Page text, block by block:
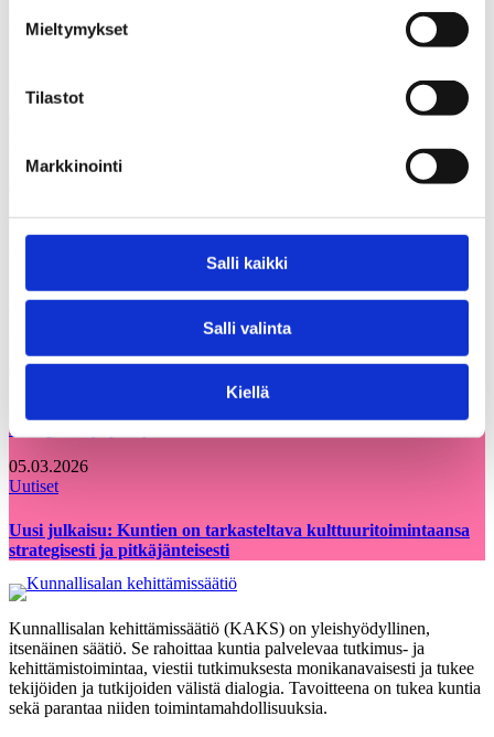
Mieltymykset
Tilastot
Markkinointi
Salli kaikki
Salli valinta
Kiellä
näistä
ajankohtaiset
Uutiset
hausta
05.03.2026
Uutiset
Uusi julkaisu: Kuntien on tarkasteltava kulttuuritoimintaansa
strategisesti ja pitkäjänteisesti
Kunnallisalan kehittämissäätiö (KAKS) on yleishyödyllinen,
itsenäinen säätiö. Se rahoittaa kuntia palvelevaa tutkimus- ja
kehittämistoimintaa, viestii tutkimuksesta monikanavaisesti ja tukee
tekijöiden ja tutkijoiden välistä dialogia. Tavoitteena on tukea kuntia
sekä parantaa niiden toimintamahdollisuuksia.